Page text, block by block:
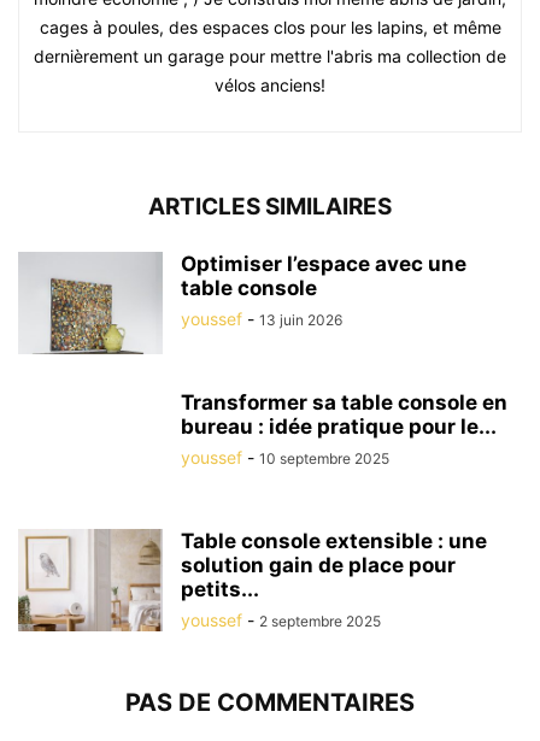
cages à poules, des espaces clos pour les lapins, et même
dernièrement un garage pour mettre l'abris ma collection de
vélos anciens!
ARTICLES SIMILAIRES
Optimiser l’espace avec une
table console
youssef - 13 juin 2026
Transformer sa table console en
bureau : idée pratique pour le...
youssef - 10 septembre 2025
Table console extensible : une
solution gain de place pour
petits...
youssef - 2 septembre 2025
PAS DE COMMENTAIRES